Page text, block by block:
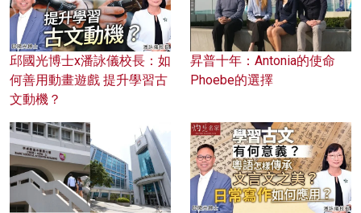
邱國光博士x潘詠儀校長：如
何善用動畫遊戲 提升學習古
文動機？
昇普十年：Antonia的使命
Phoebe的選擇